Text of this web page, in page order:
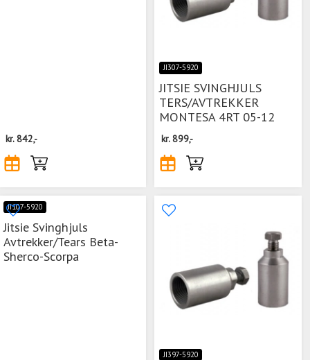
kr.842,-
JI307-5920
JITSIE SVINGHJULS
TERS/AVTREKKER
MONTESA 4RT 05-12
kr.899,-
JI107-5920
Jitsie Svinghjuls
Avtrekker/Tears Beta-
Sherco-Scorpa
JI397-5920